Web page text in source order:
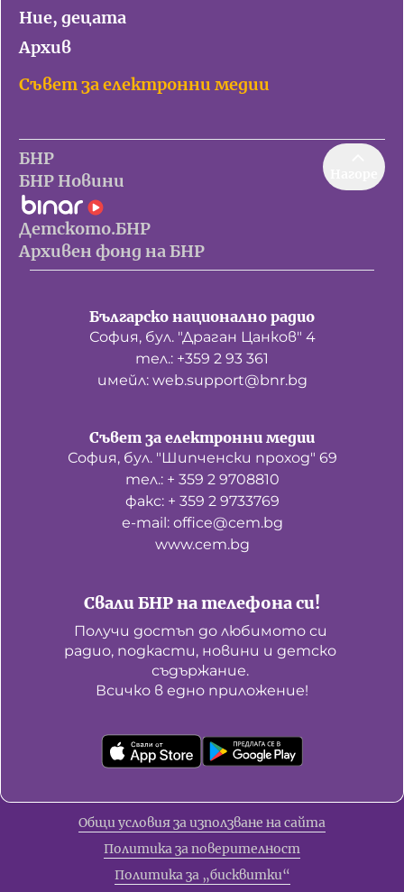
Ние, децата
Архив
Съвет за електронни медии
БНР
БНР Новини
Детското.БНР
Архивен фонд на БНР
Българско национално радио
София, бул. "Драган Цанков" 4
тел.: +359 2 93 361
имейл: web.support@bnr.bg
Свали БНР на телефона си!
Получи достъп до любимото си
радио, подкасти, новини и детско
съдържание.
Всичко в едно приложение!
Съвет за електронни медии
София, бул. "Шипченски проход" 69
тел.: + 359 2 9708810
факс: + 359 2 9733769
е-mail: office@cem.bg
www.cem.bg
Общи условия за използване на сайта
Политика за поверителност
Политика за „бисквитки“